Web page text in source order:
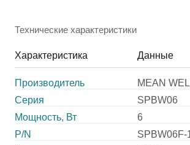
Технические характеристики
Характеристика Данные
Производитель
MEAN
Серия
SPBW06
Мощность, Вт
6
P/N
SPBW06F-